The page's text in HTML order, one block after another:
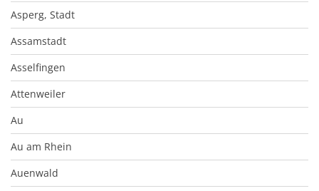
Asperg, Stadt
Assamstadt
Asselfingen
Attenweiler
Au
Au am Rhein
Auenwald